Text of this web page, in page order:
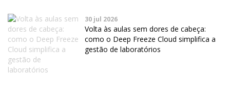
30 jul 2026
Volta às aulas sem dores de cabeça:
como o Deep Freeze Cloud simplifica a
gestão de laboratórios